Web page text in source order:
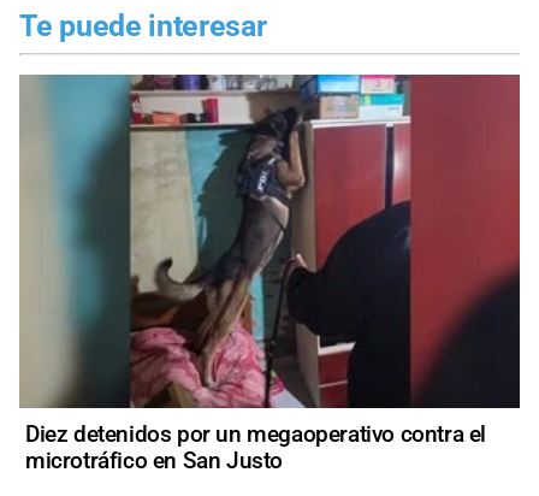
Te puede interesar
Diez detenidos por un megaoperativo contra el
microtráfico en San Justo